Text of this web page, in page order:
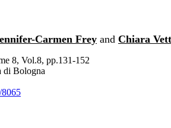
Carmen Frey and Chiara
8, Vol.8, pp.131-152
di Bologna
8065